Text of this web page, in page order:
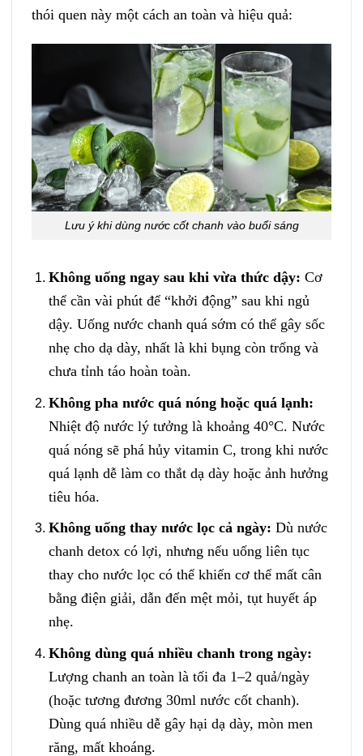
thói quen này một cách an toàn và hiệu quả:
Lưu ý khi dùng nước cốt chanh vào buổi sáng
Không uống ngay sau khi vừa thức dậy: Cơ
thể cần vài phút để “khởi động” sau khi ngủ
dậy. Uống nước chanh quá sớm có thể gây sốc
nhẹ cho dạ dày, nhất là khi bụng còn trống và
chưa tỉnh táo hoàn toàn.
Không pha nước quá nóng hoặc quá lạnh:
Nhiệt độ nước lý tưởng là khoảng 40°C. Nước
quá nóng sẽ phá hủy vitamin C, trong khi nước
quá lạnh dễ làm co thắt dạ dày hoặc ảnh hưởng
tiêu hóa.
Không uống thay nước lọc cả ngày: Dù nước
chanh detox có lợi, nhưng nếu uống liên tục
thay cho nước lọc có thể khiến cơ thể mất cân
bằng điện giải, dẫn đến mệt mỏi, tụt huyết áp
nhẹ.
Không dùng quá nhiều chanh trong ngày:
Lượng chanh an toàn là tối đa 1–2 quả/ngày
(hoặc tương đương 30ml nước cốt chanh).
Dùng quá nhiều dễ gây hại dạ dày, mòn men
răng, mất khoáng.